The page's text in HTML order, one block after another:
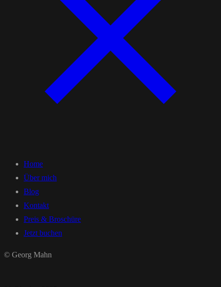
Home
Über mich
Blog
Kontakt
Preis & Broschüre
Jetzt buchen
© Georg Mahn